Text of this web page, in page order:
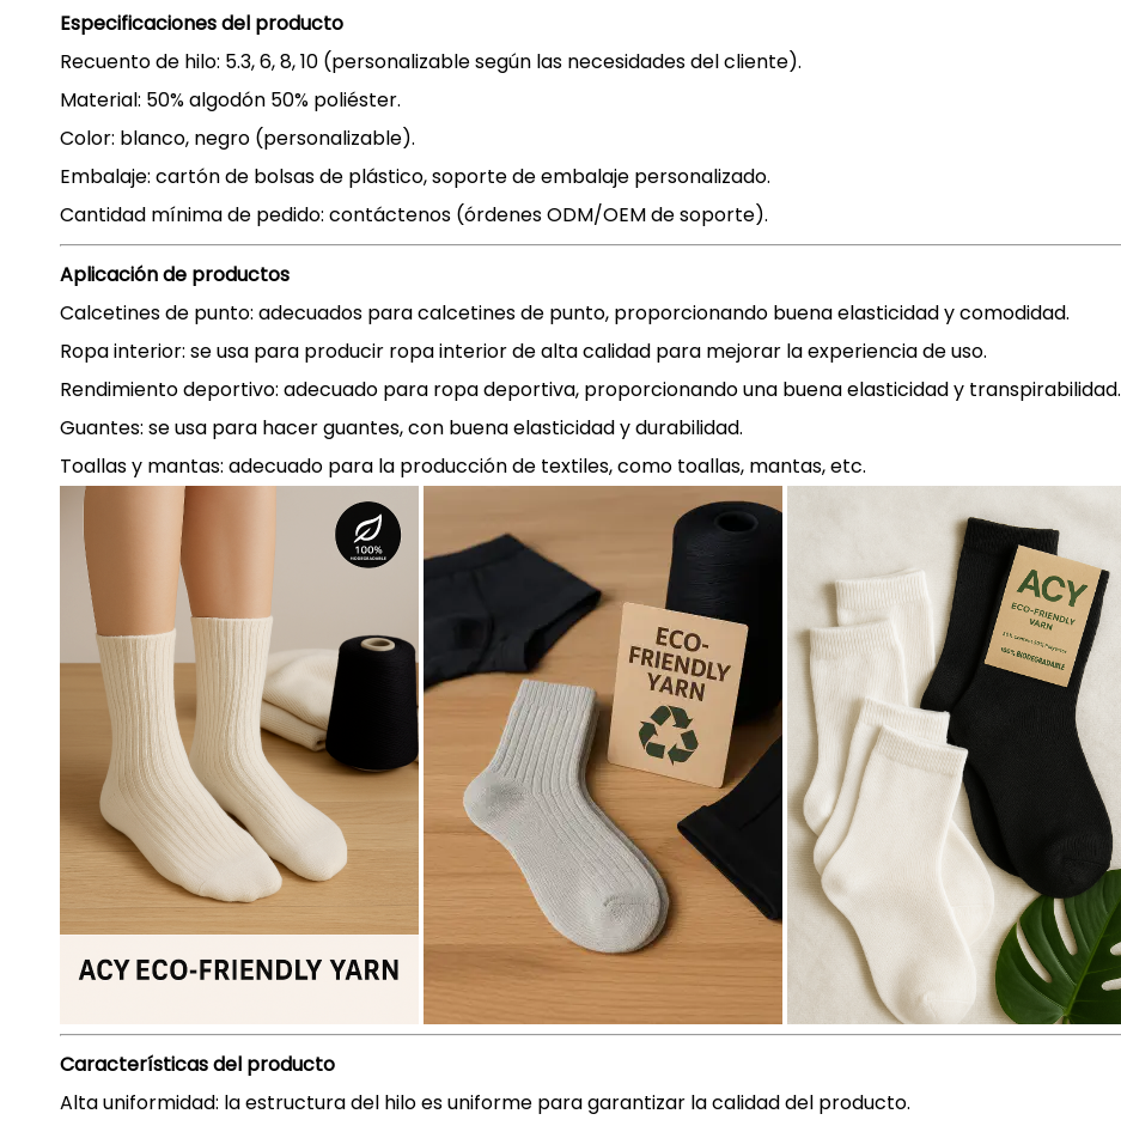
Especificaciones del producto
Recuento de hilo: 5.3, 6, 8, 10 (personalizable según las necesidades del cliente).
Material: 50% algodón 50% poliéster.
Color: blanco, negro (personalizable).
Embalaje: cartón de bolsas de plástico, soporte de embalaje personalizado.
Cantidad mínima de pedido: contáctenos (órdenes ODM/OEM de soporte).
Aplicación de productos
Calcetines de punto: adecuados para calcetines de punto, proporcionando buena elasticidad y comodidad.
Ropa interior: se usa para producir ropa interior de alta calidad para mejorar la experiencia de uso.
Rendimiento deportivo: adecuado para ropa deportiva, proporcionando una buena elasticidad y transpirabilidad.
Guantes: se usa para hacer guantes, con buena elasticidad y durabilidad.
Toallas y mantas: adecuado para la producción de textiles, como toallas, mantas, etc.
Características del producto
Alta uniformidad: la estructura del hilo es uniforme para garantizar la calidad del producto.